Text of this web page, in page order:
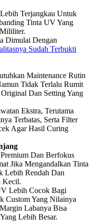
Terjangkau Untuk
Tinta UV Yang
Dimulai Dengan
Sudah Terbukti
Maintenance Rutin
Tidak Terlalu Rumit
Dan Setting Yang
Ekstra, Terutama
Terbatas, Serta Filter
Agar Hasil Curing
Dan Berfokus
Jika Mengandalkan Tinta
Lebih Rendah Dan
Kecil.
Lebih Cocok Bagi
Custom Yang Nilainya
Labanya Bisa
Lebih Besar.